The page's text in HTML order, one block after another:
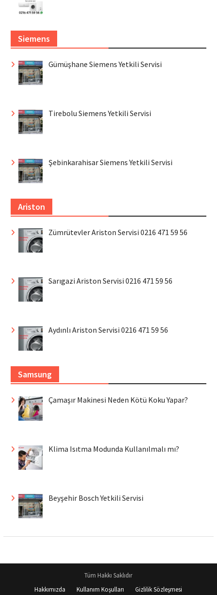
Siemens
Gümüşhane Siemens Yetkili Servisi
Tirebolu Siemens Yetkili Servisi
Şebinkarahisar Siemens Yetkili Servisi
Ariston
Zümrütevler Ariston Servisi 0216 471 59 56
Sarıgazi Ariston Servisi 0216 471 59 56
Aydınlı Ariston Servisi 0216 471 59 56
Samsung
Çamaşır Makinesi Neden Kötü Koku Yapar?
Klima Isıtma Modunda Kullanılmalı mı?
Beyşehir Bosch Yetkili Servisi
Tüm Hakkı Saklıdır
Hakkımızda
Kullanım Koşulları Gizlilik Sözleşmesi